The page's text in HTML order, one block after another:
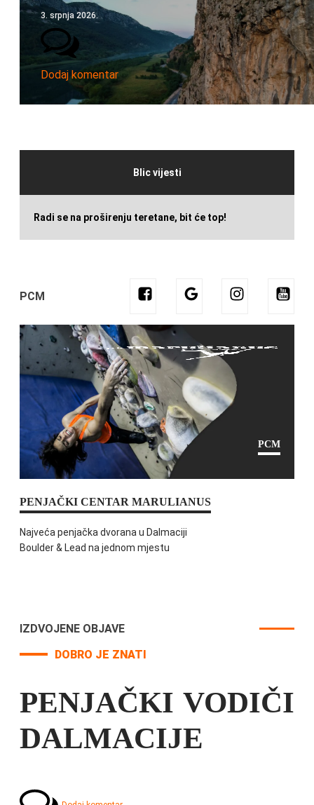
3. srpnja 2026.
Dodaj komentar
Blic vijesti
Radi se na proširenju teretane, bit će top!
PCM
PCM
PENJAČKI CENTAR MARULIANUS
Najveća penjačka dvorana u Dalmaciji
Boulder & Lead na jednom mjestu
IZDVOJENE OBJAVE
DOBRO JE ZNATI
PENJAČKI VODIČI
DALMACIJE